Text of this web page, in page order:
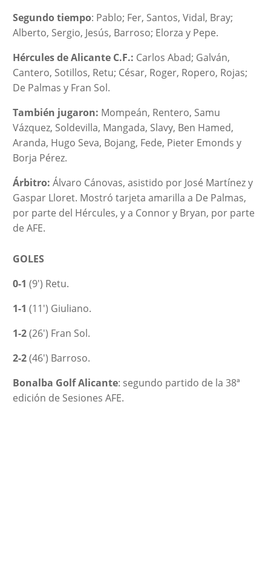
Segundo tiempo: Pablo; Fer, Santos, Vidal, Bray;
Alberto, Sergio, Jesús, Barroso; Elorza y Pepe.
Hércules de Alicante C.F.: Carlos Abad; Galván,
Cantero, Sotillos, Retu; César, Roger, Ropero, Rojas;
De Palmas y Fran Sol.
También jugaron: Mompeán, Rentero, Samu
Vázquez, Soldevilla, Mangada, Slavy, Ben Hamed,
Aranda, Hugo Seva, Bojang, Fede, Pieter Emonds y
Borja Pérez.
Árbitro: Álvaro Cánovas, asistido por José Martínez y
Gaspar Lloret. Mostró tarjeta amarilla a De Palmas,
por parte del Hércules, y a Connor y Bryan, por parte
de AFE.
GOLES
0-1 (9′) Retu.
1-1 (11′) Giuliano.
1-2(26′) Fran Sol.
2-2(46′) Barroso.
Bonalba Golf Alicante: segundo partido de la 38ª
edición de Sesiones AFE.